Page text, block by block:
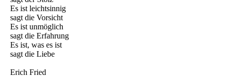
Es ist leichtsinnig
sagt die Vorsicht
Es ist unmöglich
sagt die Erfahrung
Es ist, was es ist
sagt die Liebe
Erich Fried